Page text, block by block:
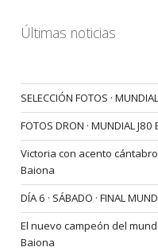
Últimas noticias
SELECCIÓN FOTOS ·
FOTOS DRON · MUNDIAL
Victoria con acento
Baiona
DÍA 6 · SÁBADO · FINAL
El nuevo campeón del
Baiona